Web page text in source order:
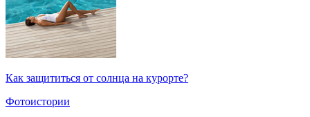
Как защититься от солнца на курорте?
Фотоистории